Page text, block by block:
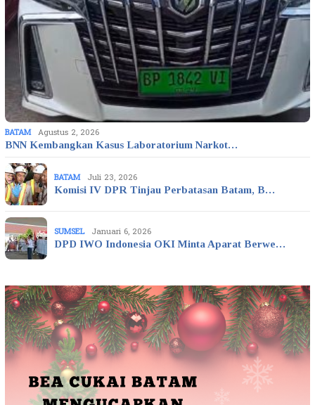
BATAM Agustus 2, 2026
BNN Kembangkan Kasus Laboratorium Narkot…
BATAM Juli 23, 2026
Komisi IV DPR Tinjau Perbatasan Batam, B…
SUMSEL Januari 6, 2026
DPD IWO Indonesia OKI Minta Aparat Berwe…